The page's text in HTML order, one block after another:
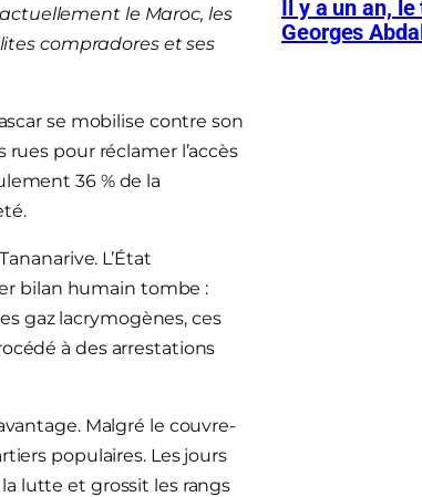
le Maroc, les
compradores et ses
se mobilise contre son
pour réclamer l’accès
36 % de la
L’État
bilan humain tombe :
gaz lacrymogènes, ces
à des arrestations
Malgré le couvre-
populaires. Les jours
lutte et grossit les rangs
Il y a un an,
Georges